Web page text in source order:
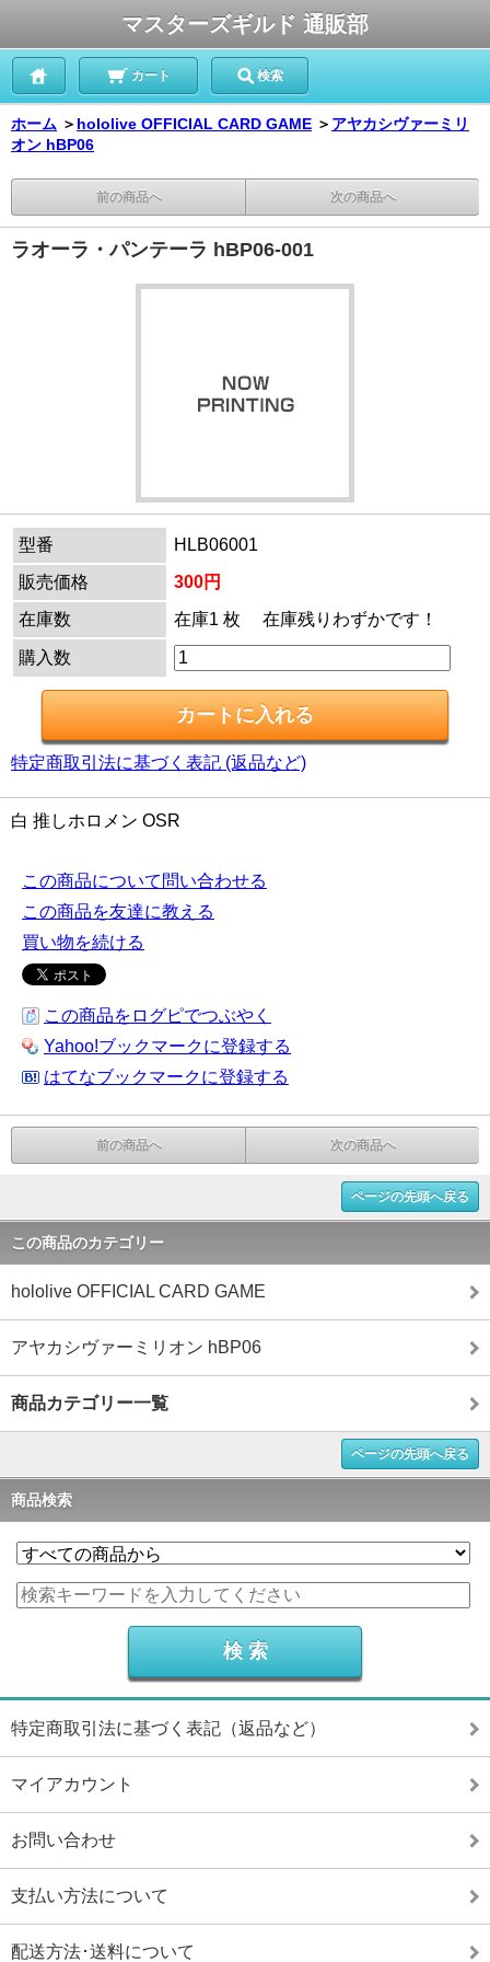
マスターズギルド 通販部
カート 検索
ホーム ＞ hololive OFFICIAL CARD GAME ＞ アヤカシヴァーミリ
オン hBP06
前の商品へ 次の商品へ
ラオーラ・パンテーラ hBP06-001
型番
HLB06001
販売価格
300円
在庫数
在庫1 枚 在庫残りわずかです！
購入数
特定商取引法に基づく表記 (返品など)
白 推しホロメン OSR
この商品について問い合わせる
この商品を友達に教える
買い物を続ける
この商品をログピでつぶやく
Yahoo!ブックマークに登録する
はてなブックマークに登録する
前の商品へ 次の商品へ
ページの先頭へ戻る
この商品のカテゴリー
hololive OFFICIAL CARD GAME
アヤカシヴァーミリオン hBP06
商品カテゴリー一覧
ページの先頭へ戻る
商品検索
特定商取引法に基づく表記（返品など）
マイアカウント
お問い合わせ
支払い方法について
配送方法･送料について